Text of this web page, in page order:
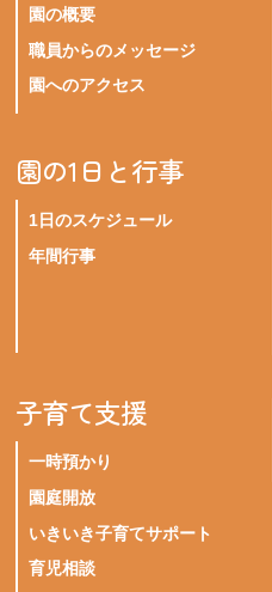
園の概要
職員からのメッセージ
園へのアクセス
園の1日と行事
1日のスケジュール
年間行事
子育て支援
一時預かり
園庭開放
いきいき子育てサポート
育児相談